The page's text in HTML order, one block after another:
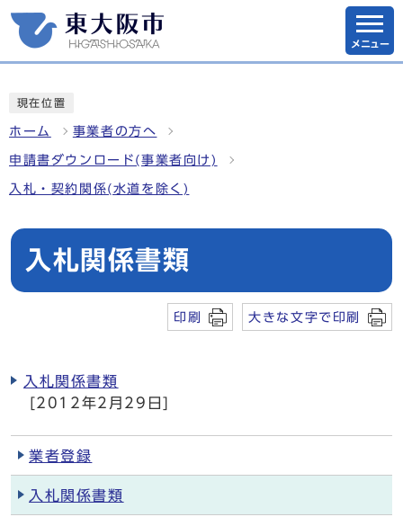
メニュー
現在位置
ホーム 事業者の方へ
申請書ダウンロード(事業者向け)
入札・契約関係(水道を除く)
入札関係書類
印刷 大きな文字で印刷
入札関係書類
[2012年2月29日]
業者登録
入札関係書類